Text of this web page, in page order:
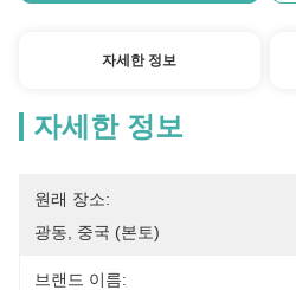
자세한 정보
자세한 정보
원래 장소:
광동, 중국 (본토)
브랜드 이름: